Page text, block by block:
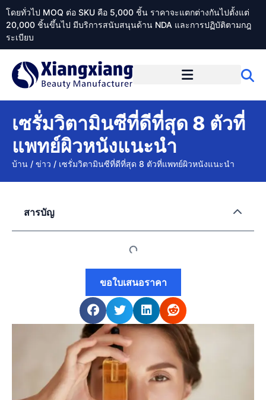
โดยทั่วไป MOQ ต่อ SKU คือ 5,000 ชิ้น ราคาจะแตกต่างกันไปตั้งแต่
20,000 ชิ้นขึ้นไป มีบริการสนับสนุนด้าน NDA และการปฏิบัติตามกฎ
ระเบียบ
เซรั่มวิตามินซีที่ดีที่สุด 8 ตัวที่
แพทย์ผิวหนังแนะนำ
บ้าน / ข่าว / เซรั่มวิตามินซีที่ดีที่สุด 8 ตัวที่แพทย์ผิวหนังแนะนำ
สารบัญ
ขอใบเสนอราคา